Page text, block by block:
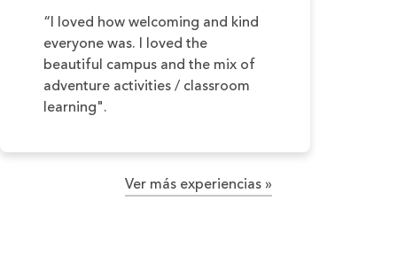
“I loved how welcoming and kind
everyone was. I loved the
beautiful campus and the mix of
adventure activities / classroom
learning".
Ver más experiencias »